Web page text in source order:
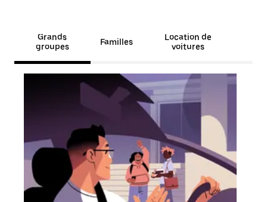
Grands
groupes
Familles
Location de
voitures